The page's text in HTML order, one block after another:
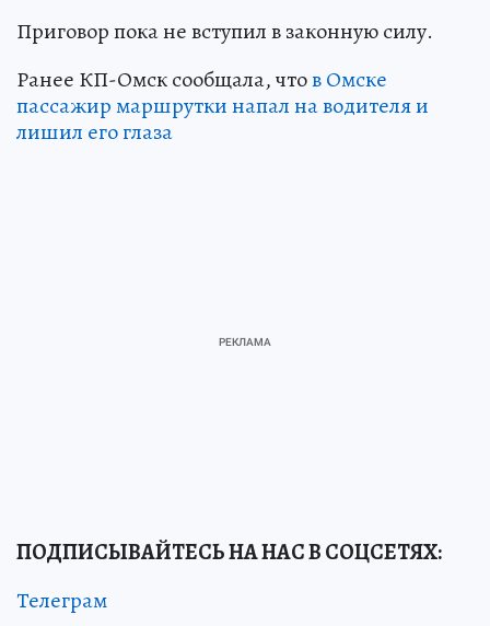
Приговор пока не вступил в законную силу.
Ранее КП-Омск сообщала, чтов Омске
пассажир маршрутки напал на водителя и
лишил его глаза
ПОДПИСЫВАЙТЕСЬ НА НАС В СОЦСЕТЯХ:
Телеграм